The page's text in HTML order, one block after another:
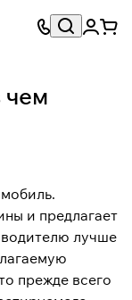
чем
и предлагает
водителю лучше
прежде всего